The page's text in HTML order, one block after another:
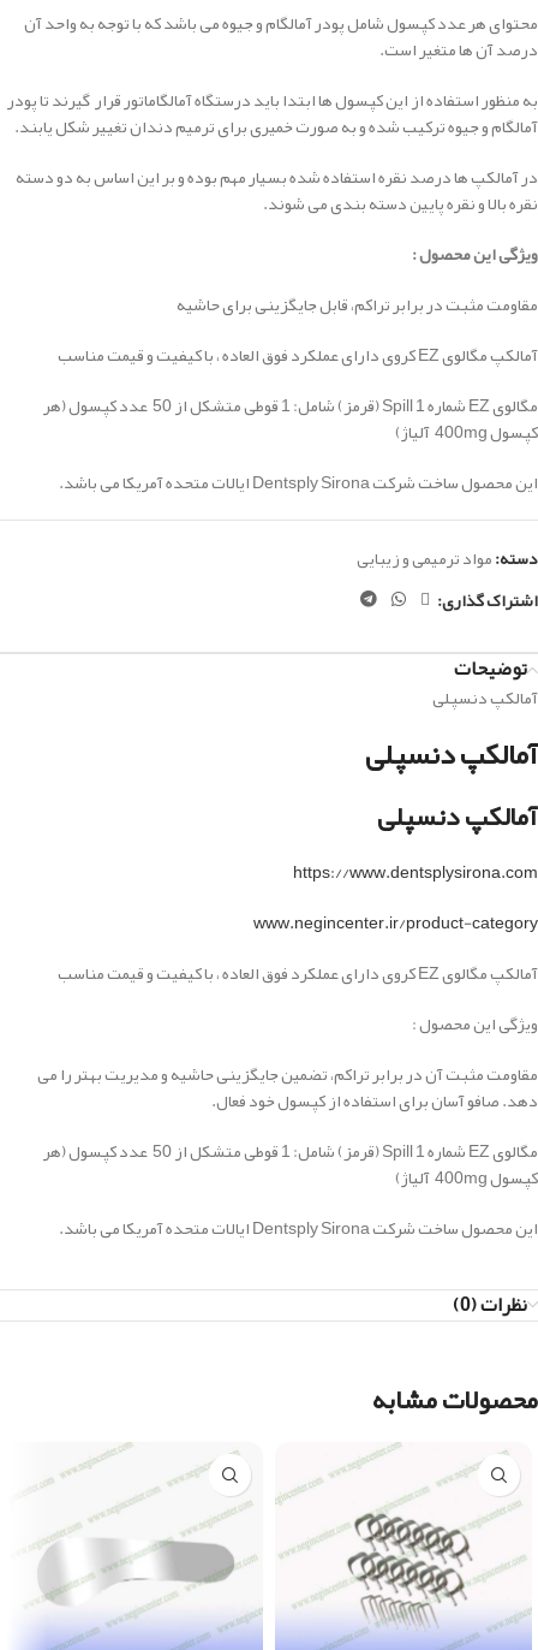
محتوای هر عدد کپسول شامل پودر آمالگام و جیوه می باشد که با توجه به واحد آن
درصد آن ها متغیر است.
به منظور استفاده از این کپسول ها ابتدا باید درستگاه آمالگاماتور قرار گیرند تا پودر
آمالگام و جیوه ترکیب شده و به صورت خمیری برای ترمیم دندان تغییر شکل یابند.
در آمالکپ ها درصد نقره استفاده شده بسیار مهم بوده و بر این اساس به دو دسته
نقره بالا و نقره پایین دسته بندی می شوند.
ویژگی این محصول :
مقاومت مثبت در برابر تراکم، قابل جایگزینی برای حاشیه
آمالکپ مگالوی EZ کروی دارای عملکرد فوق العاده ، با کیفیت و قیمت مناسب
مگالوی EZ شماره 1 Spill (قرمز) شامل: 1 قوطی متشکل از 50 عدد کپسول (هر
کپسول 400mg آلیاژ)
این محصول ساخت شرکت Dentsply Sirona ایالات متحده آمریکا می باشد.
دسته:مواد ترمیمی و زیبایی
اشتراک گذاری:
توضیحات
آمالکپ دنسپلی
آمالکپ دنسپلی
آمالکپ دنسپلی
https://www.dentsplysirona.com
www.negincenter.ir/product-category
آمالکپ مگالوی EZ کروی دارای عملکرد فوق العاده ، با کیفیت و قیمت مناسب
ویژگی این محصول :
مقاومت مثبت آن در برابر تراکم، تضمین جایگزینی حاشیه و مدیریت بهتر را می
دهد. صافو آسان برای استفاده از کپسول خود فعال.
مگالوی EZ شماره 1 Spill (قرمز) شامل: 1 قوطی متشکل از 50 عدد کپسول (هر
کپسول 400mg آلیاژ)
این محصول ساخت شرکت Dentsply Sirona ایالات متحده آمریکا می باشد.
نظرات (0)
محصولات مشابه